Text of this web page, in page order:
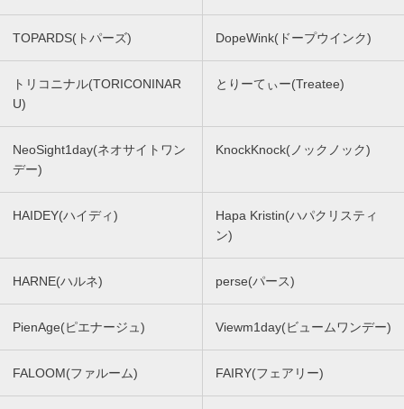
TOPARDS(トパーズ) DopeWink(ドープウインク)
トリコニナル(TORICONINAR
U)
とりーてぃー(Treatee)
NeoSight1day(ネオサイトワン
デー)
KnockKnock(ノックノック)
HAIDEY(ハイディ)
Hapa Kristin(ハパクリスティ
ン)
HARNE(ハルネ) perse(パース)
PienAge(ピエナージュ) Viewm1day(ビュームワンデー)
FALOOM(ファルーム) FAIRY(フェアリー)